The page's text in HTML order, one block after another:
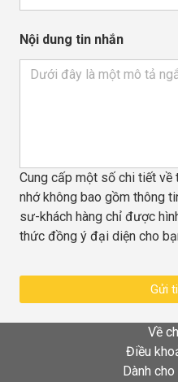
Nội dung tin nhắn
Cung cấp một số chi tiết về
nhớ không bao gồm thông
sư-khách hàng chỉ được
thức đồng ý đại diện cho
Gửi
Về
Điều
Dành